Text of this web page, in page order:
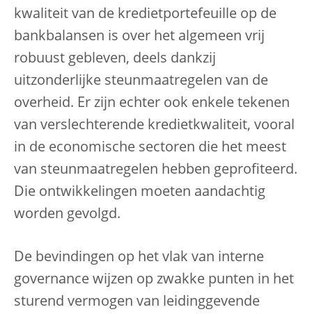
kwaliteit van de kredietportefeuille op de
bankbalansen is over het algemeen vrij
robuust gebleven, deels dankzij
uitzonderlijke steunmaatregelen van de
overheid. Er zijn echter ook enkele tekenen
van verslechterende kredietkwaliteit, vooral
in de economische sectoren die het meest
van steunmaatregelen hebben geprofiteerd.
Die ontwikkelingen moeten aandachtig
worden gevolgd.
De bevindingen op het vlak van interne
governance wijzen op zwakke punten in het
sturend vermogen van leidinggevende